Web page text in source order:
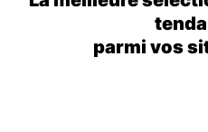
parmi vos